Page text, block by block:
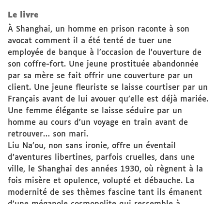
Le livre
À Shanghai, un homme en prison raconte à son
avocat comment il a été tenté de tuer une
employée de banque à l’occasion de l’ouverture de
son coffre-fort. Une jeune prostituée abandonnée
par sa mère se fait offrir une couverture par un
client. Une jeune fleuriste se laisse courtiser par un
Français avant de lui avouer qu’elle est déjà mariée.
Une femme élégante se laisse séduire par un
homme au cours d’un voyage en train avant de
retrouver… son mari.
Liu Na’ou, non sans ironie, offre un éventail
d’aventures libertines, parfois cruelles, dans une
ville, le Shanghai des années 1930, où règnent à la
fois misère et opulence, volupté et débauche. La
modernité de ses thèmes fascine tant ils émanent